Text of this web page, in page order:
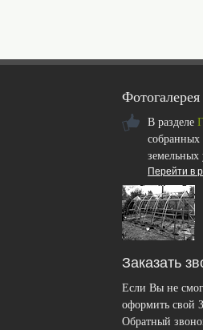
В разделе
земельных
Перейти в
Заказать
Если Вы не
оформить свой
Обратный